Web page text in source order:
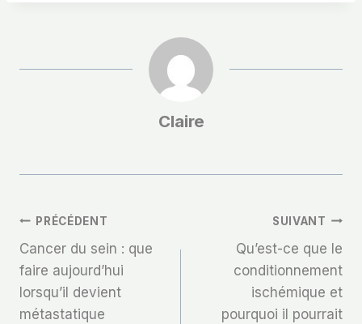
Claire
Navigation
De
L’article
PRÉCÉDENT
Cancer du sein : que
faire aujourd’hui
lorsqu’il devient
métastatique
SUIVANT
Qu’est-ce que le
conditionnement
ischémique et
pourquoi il pourrait